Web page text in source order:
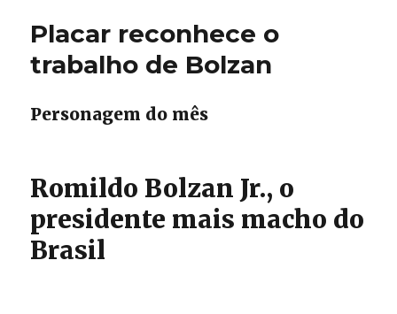
Placar reconhece o
trabalho de Bolzan
Personagem do mês
Romildo Bolzan Jr., o
presidente mais macho do
Brasil